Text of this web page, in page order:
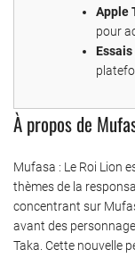
Apple
pour
À propos de
Mufasa : Le Roi Lion
thèmes de la
concentrant sur
avant des
Taka. Cette nouvelle